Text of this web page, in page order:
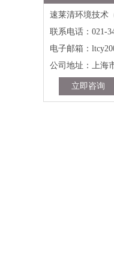
速莱清环境技术
联系电话：021-
电子邮箱：
公司地址：上海
立即咨询